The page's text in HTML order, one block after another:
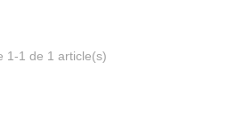
1-1 de 1 article(s)